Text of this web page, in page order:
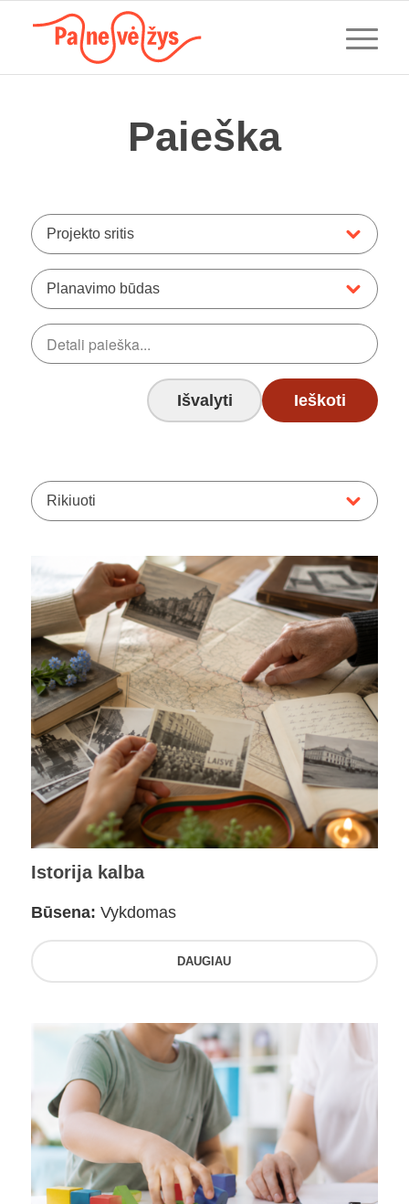
Paieška
Projekto sritis
Planavimo būdas
Išvalyti Ieškoti
Rikiuoti
Istorija kalba
Būsena: Vykdomas
DAUGIAU